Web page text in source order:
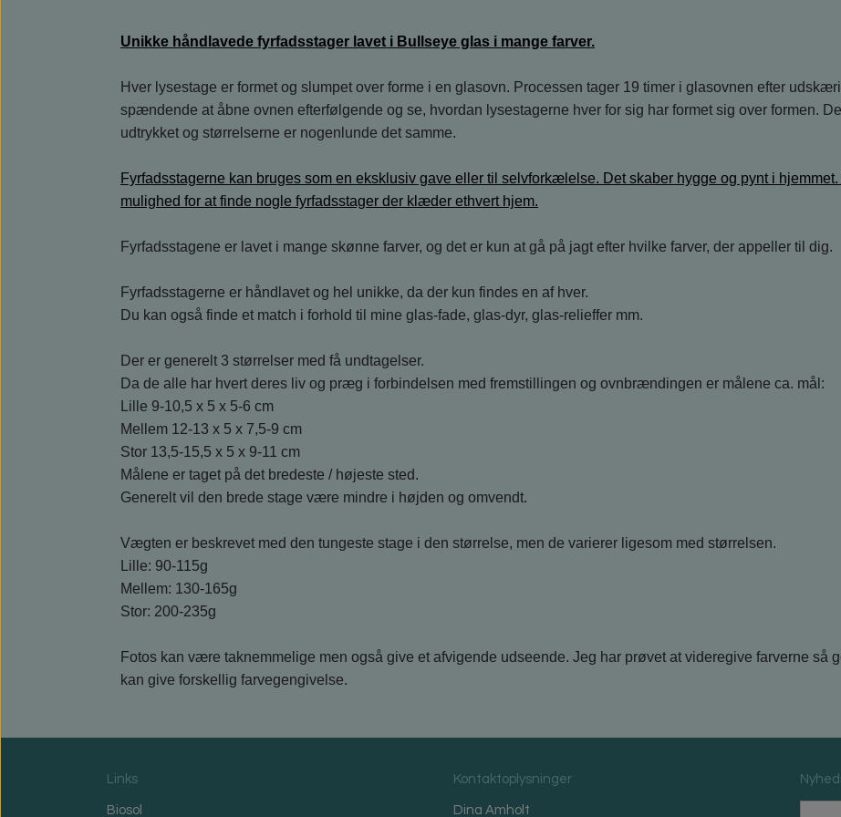
Unikke håndlavede fyrfadsstager lavet i Bullseye glas i mange farver.
Hver lysestage er formet og slumpet over forme i en glasovn. Processen tager 19 timer i glasovnen efter
spændende at åbne ovnen efterfølgende og se, hvordan lysestagerne hver for sig har formet sig over formen.
udtrykket og størrelserne er nogenlunde det samme.
Fyrfadsstagerne kan bruges som en eksklusiv gave eller til selvforkælelse. Det skaber hygge og pynt i
mulighed for at finde nogle fyrfadsstager der klæder ethvert hjem.
Fyrfadsstagene er lavet i mange skønne farver, og det er kun at gå på jagt efter hvilke farver, der appeller til dig.
Fyrfadsstagerne er håndlavet og hel unikke, da der kun findes en af hver.
Du kan også finde et match i forhold til mine glas-fade, glas-dyr, glas-relieffer mm.
Der er generelt 3 størrelser med få undtagelser.
Da de alle har hvert deres liv og præg i forbindelsen med fremstillingen og ovnbrændingen er målene ca. mål:
Lille 9-10,5 x 5 x 5-6 cm
Mellem 12-13 x 5 x 7,5-9 cm
Stor 13,5-15,5 x 5 x 9-11 cm
Målene er taget på det bredeste / højeste sted.
Generelt vil den brede stage være mindre i højden og omvendt.
Vægten er beskrevet med den tungeste stage i den størrelse, men de varierer ligesom med størrelsen.
Lille: 90-115g
Mellem: 130-165g
Stor: 200-235g
Fotos kan være taknemmelige men også give et afvigende udseende. Jeg har prøvet at videregive farverne så
kan give forskellig farvegengivelse.
Links
Biosol
Kontaktoplysninger
Dina Amholt